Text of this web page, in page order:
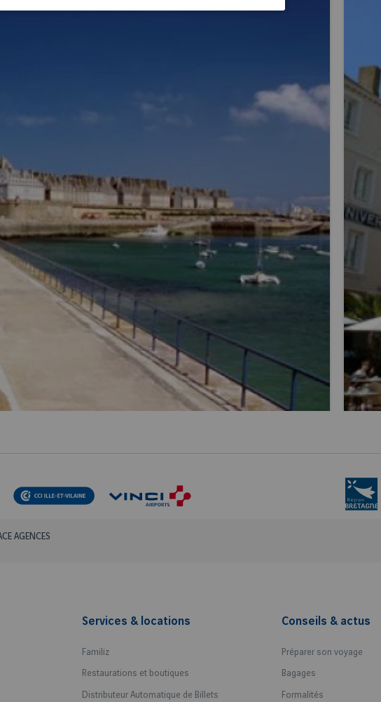
AGENCES
Services & locations
Familiz
Restaurations et boutiques
Distributeur Automatique de Billets
Conseils & actus
Préparer son voyage
Bagages
Formalités